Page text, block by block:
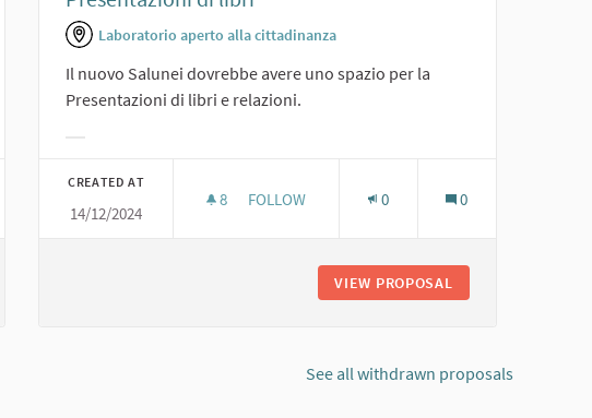
Laboratorio aperto alla cittadinanza
Il nuovo Salunei dovrebbe avere uno spazio per la
Presentazioni di libri e relazioni.
CREATED AT
14/12/2024
8 8 FOLLOWERS
FOLLOW 0 0
VIEW PROPOSAL
See all withdrawn proposals